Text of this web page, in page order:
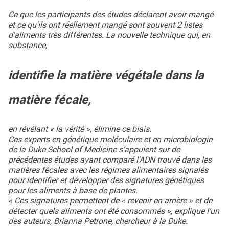
Ce que les participants des études déclarent avoir mangé
et ce qu'ils ont réellement mangé sont souvent 2 listes
d'aliments très différentes. La nouvelle technique qui, en
substance,
identifie la matière végétale dans la
matière fécale,
en révélant « la vérité », élimine ce biais.
Ces experts en génétique moléculaire et en microbiologie
de la Duke School of Medicine s’appuient sur de
précédentes études ayant comparé l'ADN trouvé dans les
matières fécales avec les régimes alimentaires signalés
pour identifier et développer des signatures génétiques
pour les aliments à base de plantes.
« Ces signatures permettent de « revenir en arrière » et de
détecter quels aliments ont été consommés », explique l’un
des auteurs, Brianna Petrone, chercheur à la Duke.